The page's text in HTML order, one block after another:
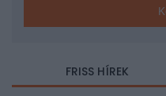
FRISS HÍREK